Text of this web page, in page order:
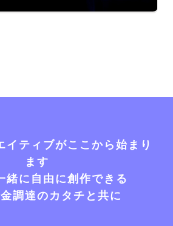
イティブがここから始まり
ます
緒に自由に創作できる
調達のカタチと共に